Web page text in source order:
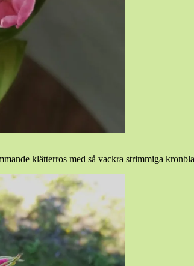
klätterros med så vackra strimmiga